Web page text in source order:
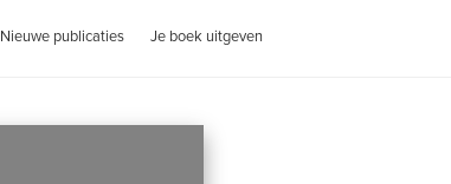
Nieuwe publicaties Je boek uitgeven